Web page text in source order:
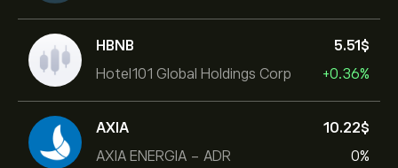
HBNB
Hotel101 Global Holdings Corp
5.51‎$‎
+0.36%
AXIA
AXIA ENERGIA - ADR
10.22‎$‎
0%